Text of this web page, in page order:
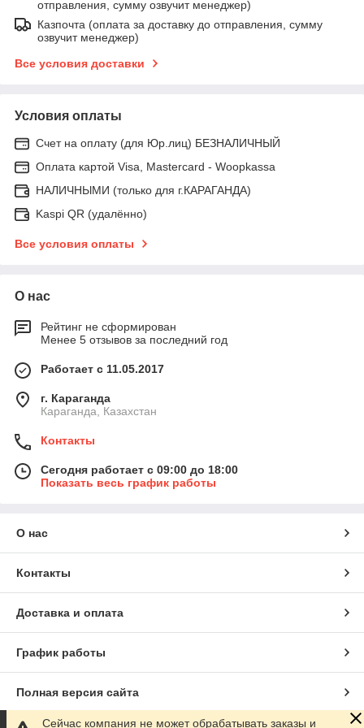
отправления, сумму озвучит менеджер)
Казпочта (оплата за доставку до отправления, сумму
озвучит менеджер)
Все условия доставки
Условия оплаты
Счет на оплату (для Юр.лиц) БЕЗНАЛИЧНЫЙ
Оплата картой Visa, Mastercard - Woopkassa
НАЛИЧНЫМИ (только для г.КАРАГАНДА)
Kaspi QR (удалённо)
Все условия оплаты
О нас
Рейтинг не сформирован
Менее 5 отзывов за последний год
Работает с 11.05.2017
г. Караганда
Караганда, Казахстан
Контакты
Сегодня работает с 09:00 до 18:00
Показать весь график работы
О нас
Контакты
Доставка и оплата
График работы
Полная версия сайта
Сейчас компания не может обрабатывать заказы и